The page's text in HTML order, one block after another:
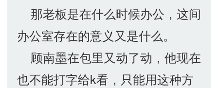
那老板是在什么时候办公，这间
办公室存在的意义又是什么。
顾南墨在包里又动了动，他现在
也不能打字给k看，只能用这种方